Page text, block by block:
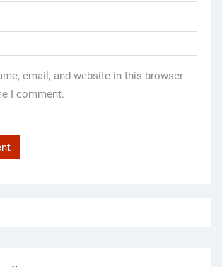
email, and website in this browser
I comment.